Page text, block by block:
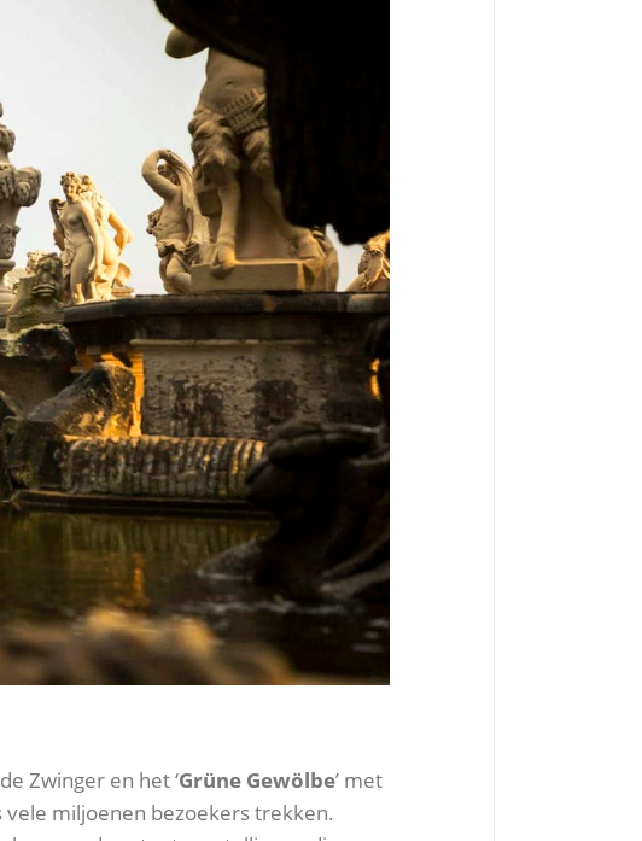
Zwinger en het ‘Grüne Gewölbe’ met
vele miljoenen bezoekers trekken.